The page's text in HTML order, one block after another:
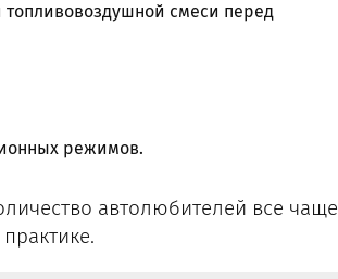
смеси перед
режимов.
автолюбителей все чаще